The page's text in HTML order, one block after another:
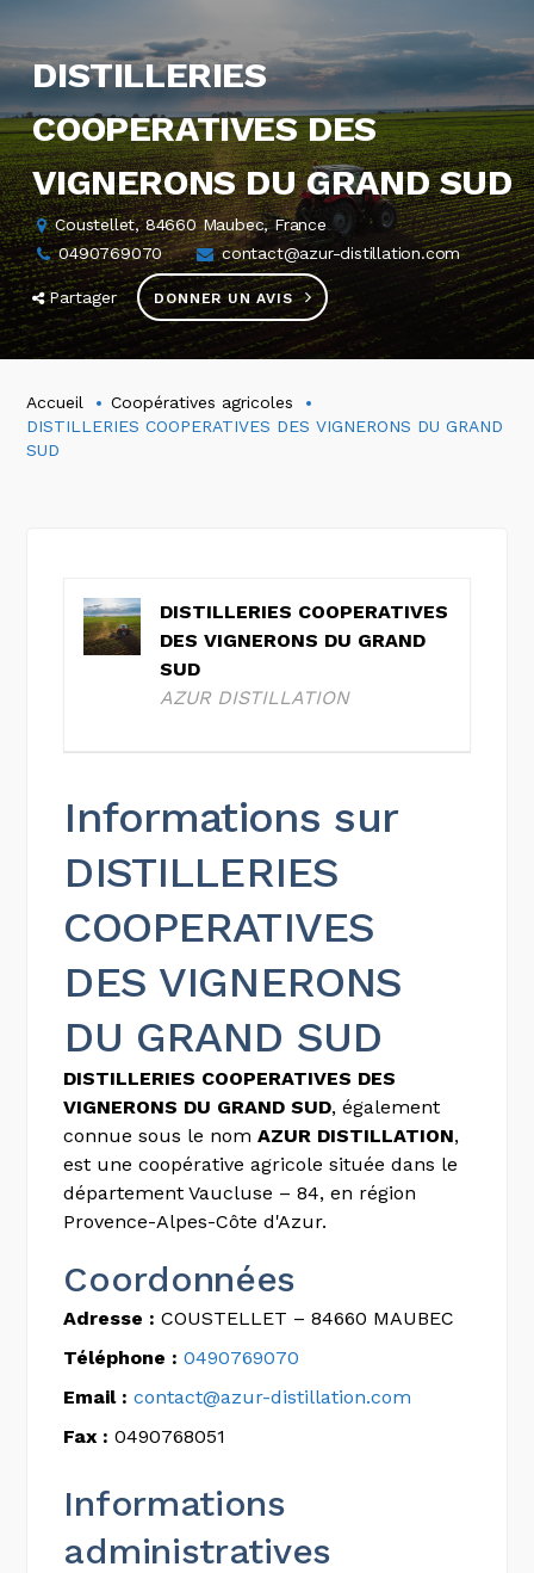
DISTILLERIES
COOPERATIVES DES
VIGNERONS DU GRAND SUD
Coustellet, 84660 Maubec, France
0490769070
contact@azur-distillation.com
Partager DONNER UN AVIS
Accueil
Coopératives agricoles
DISTILLERIES COOPERATIVES DES VIGNERONS DU GRAND
SUD
DISTILLERIES COOPERATIVES
DES VIGNERONS DU GRAND
SUD
AZUR DISTILLATION
Informations sur
DISTILLERIES
COOPERATIVES
DES VIGNERONS
DU GRAND SUD
DISTILLERIES COOPERATIVES DES
VIGNERONS DU GRAND SUD, également
connue sous le nomAZUR DISTILLATION,
est une coopérative agricole située dans le
département Vaucluse – 84, en région
Provence-Alpes-Côte d'Azur.
Coordonnées
Adresse : COUSTELLET – 84660 MAUBEC
Téléphone : 0490769070
Email : contact@azur-distillation.com
Fax : 0490768051
Informations
administratives